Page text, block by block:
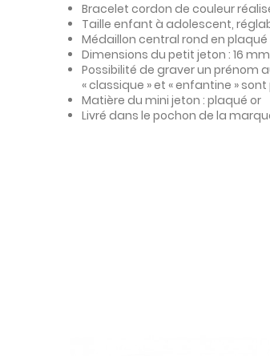
Bracelet cordon de couleur
Taille enfant à adolescent,
Médaillon central rond en
Dimensions du petit jeton : 16 mm
Possibilité de graver un prénom
« classique » et « enfantine »
Matière du mini jeton : plaqué or
Livré dans le pochon de la